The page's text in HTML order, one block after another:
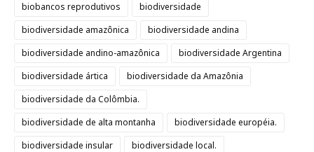
biobancos reprodutivos
biodiversidade
biodiversidade amazônica
biodiversidade andina
biodiversidade andino-amazônica
biodiversidade Argentina
biodiversidade ártica
biodiversidade da Amazônia
biodiversidade da Colômbia.
biodiversidade de alta montanha
biodiversidade européia.
biodiversidade insular
biodiversidade local.